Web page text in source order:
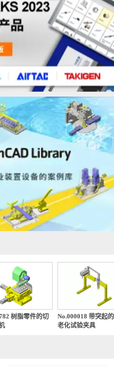
树脂零件的切
No.000018 带突起
老化试验夹具